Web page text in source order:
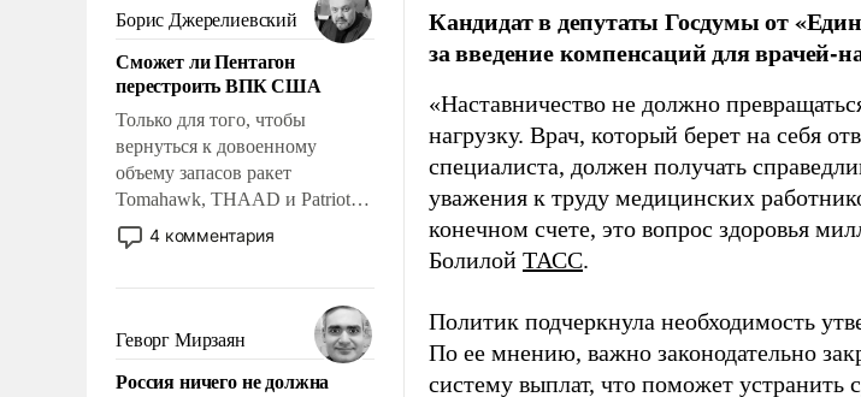
Борис Джерелиевский
Сможет ли Пентагон
перестроить ВПК США
Только для того, чтобы
вернуться к довоенному
объему запасов ракет
Tomahawk, THAAD и Patriot
США потребуется более трех
лет. Даже небольшая война с
Сложившаяся ситуация
означает многолетний период
уязвимости США, например,
4 комментария
Геворг Мирзаян
Россия ничего не должна
Кандидат в депутаты Госдумы от
за введение компенсаций для врачей-
«Наставничество не должно
нагрузку. Врач, который берет на себя
специалиста, должен получать
уважения к труду медицинских
конечном счете, это вопрос здоровья
Болилой ТАСС.
Политик подчеркнула необходимость
По ее мнению, важно законодательно
систему выплат, что поможет